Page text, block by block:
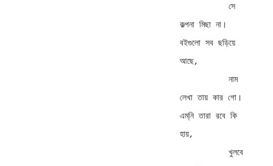
কল্পনা মিছা না।
বইগুলো সব ছড়িয়ে
আছে,
লেখা তায় কার গো।
এম্‌নি তারা রবে কি
হায়,